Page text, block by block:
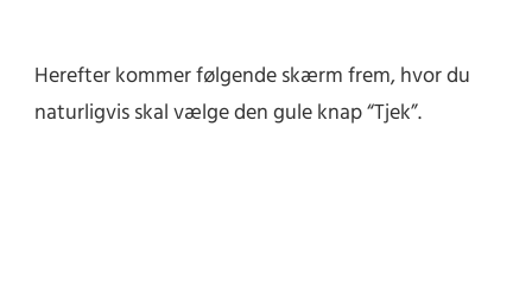
Herefter kommer følgende skærm frem, hvor du
naturligvis skal vælge den gule knap “Tjek”.